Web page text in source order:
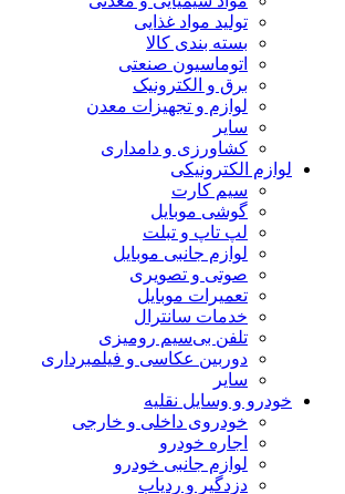
تولید مواد غذایی
بسته بندی کالا
اتوماسیون صنعتی
برق و الکترونیک
لوازم و تجهیزات معدن
سایر
کشاورزی و دامداری
لوازم الکترونیکی
سیم کارت
گوشی موبایل
لپ تاپ و تبلت
لوازم جانبی موبایل
صوتی و تصویری
تعمیرات موبایل
خدمات سانترال
تلفن بی‌سیم رومیزی
دوربین عکاسی و فیلمبرداری
سایر
خودرو و وسایل نقلیه
خودروی داخلی و خارجی
اجاره خودرو
لوازم جانبی خودرو
دزدگیر و ردیاب